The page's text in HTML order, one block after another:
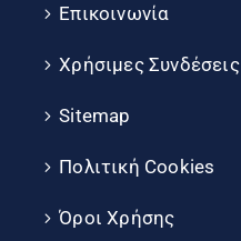
Επικοινωνία
Χρήσιμες Συνδέσεις
Sitemap
Πολιτική Cookies
Όροι Χρήσης